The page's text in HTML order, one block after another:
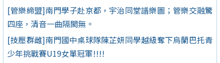
[管樂締盟]南門學子赴京都，宇治同堂譜樂圖；管樂交融驚
四座，清音一曲隔閡無。
[技壓群雌]南門國中桌球隊陳芷妍同學越級奪下烏蘭巴托青
少年挑戰賽U19女單冠軍!!!!